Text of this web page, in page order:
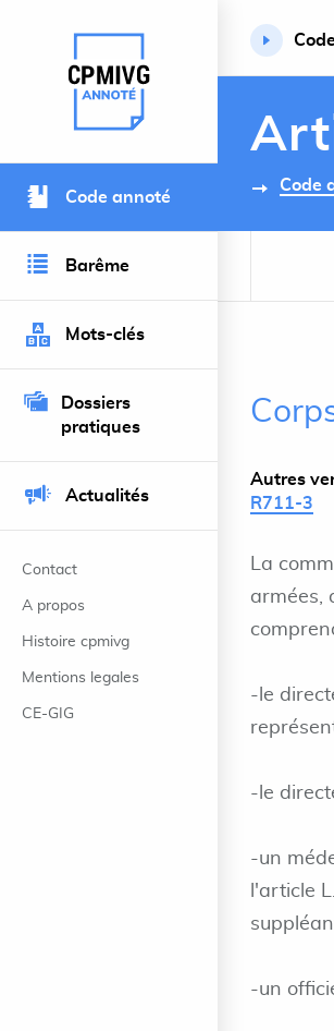
Retour à l’accueil du site
Code annoté
Barême
Mots-clés
Dossiers
pratiques
Actualités
Contact
A propos
Histoire cpmivg
Mentions legales
CE-GIG
Code
Autres
R711-3
La
armées,
-le
-le
-un
l'article
-un